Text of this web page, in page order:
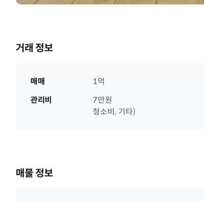
거래 정보
매매 1억
관리비
7만원
청소비, 기타)
매물 정보